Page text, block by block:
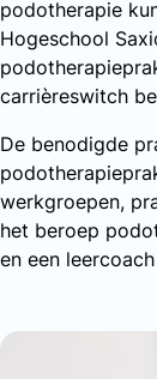
podotherapie
Hogeschool
carrièreswitch
De benodigde
werkgroepen,
het beroep
en een